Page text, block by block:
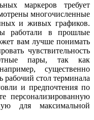
маркеров требует
многочисленные
и живых графиков.
работали в прошлые
вам лучше понимать
чувствительность
пары, так как
существенно
рабочий стол терминала
и предпочтения по
персонализированную
для максимальной